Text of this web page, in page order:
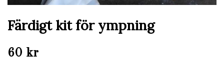
Färdigt kit för ympning
60 kr